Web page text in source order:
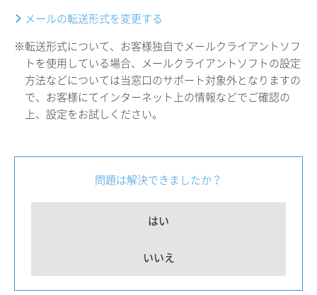
メールの転送形式を変更する
※転送形式について、お客様独自でメールクライアントソフ
トを使用している場合、メールクライアントソフトの設定
方法などについては当窓口のサポート対象外となりますの
で、お客様にてインターネット上の情報などでご確認の
上、設定をお試しください。
問題は解決できましたか？
はい
いいえ